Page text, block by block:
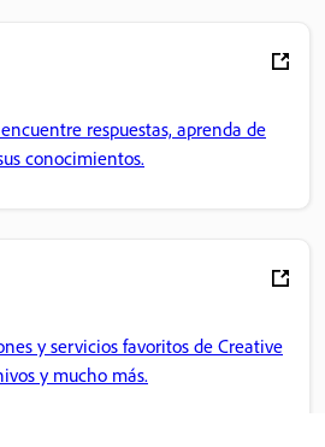
respuestas, aprenda de
conocimientos.
y servicios favoritos de Creative
y mucho más.